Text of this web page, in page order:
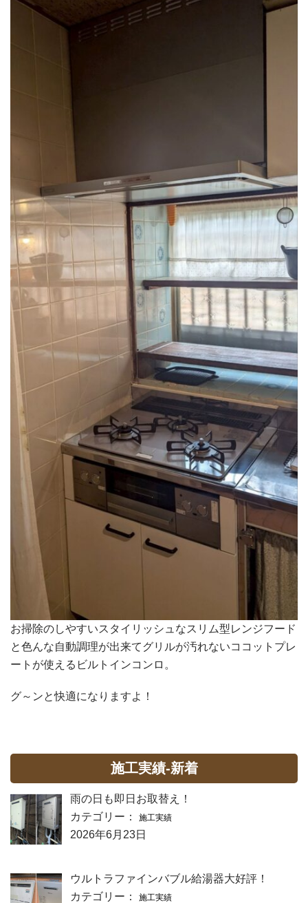
お掃除のしやすいスタイリッシュなスリム型レンジフード
と色んな自動調理が出来てグリルが汚れないココットプレ
ートが使えるビルトインコンロ。
グ～ンと快適になりますよ！
施工実績-新着
雨の日も即日お取替え！
カテゴリー：
施工実績
2026年6月23日
ウルトラファインバブル給湯器大好評！
カテゴリー：
施工実績